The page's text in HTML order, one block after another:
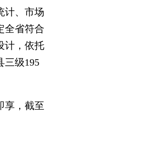
计、市场
全省符合
计，依托
三级195
享，截至